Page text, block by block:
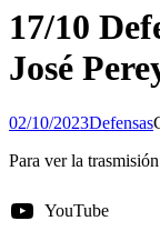
17/10
José
02/10/2023Defensas
Para ver la
YouTube